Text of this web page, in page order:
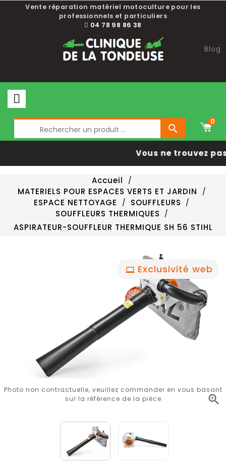
Vente réparation matériel motoculture pour les
professionnels et particuliers
04 78 98 86 38
Blog

0
Vous ne trouvez
Accueil
MATERIELS POUR ESPACES VERTS ET JARDIN
ESPACE NETTOYAGE
SOUFFLEURS
SOUFFLEURS THERMIQUES
ASPIRATEUR-SOUFFLEUR THERMIQUE SH 56 STIHL
Exclusivité web

Photo non contractuelle, veuillez commander en vous basant
sur la référence de la pièce